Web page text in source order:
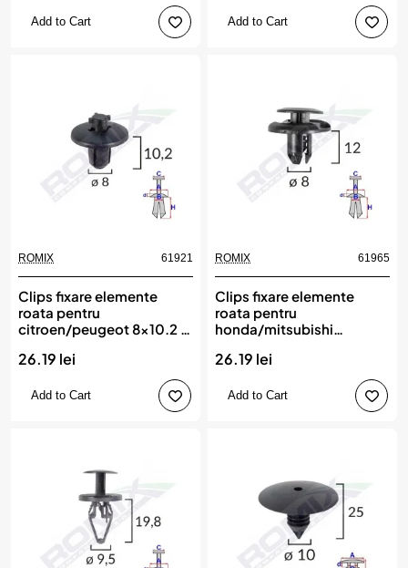
Add to Cart Add to Cart
ROMIX 61921
Clips fixare elemente
roata pentru
citroen/peugeot 8x10.2 -
26.19 lei
Add to Cart
ROMIX 61965
Clips fixare elemente
roata pentru
honda/mitsubishi
buc, ROMIX
26.19 lei
Add to Cart